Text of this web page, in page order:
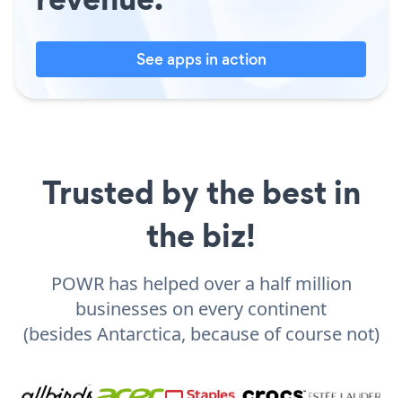
See apps in action
Trusted by the best in
the biz!
POWR has helped over a half million
businesses on every continent
(besides Antarctica, because of course not)